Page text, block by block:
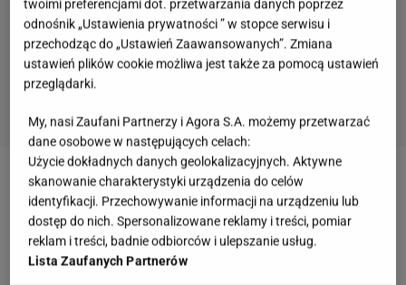
Te piosenki huczały na każdym weselu w PRL-u!
Znasz ich teksty? Sprawdź
Jak dobrze pamiętasz polskie seriale sprzed lat?
Sprawdź się!
twoimi preferencjami dot. przetwarzania danych poprzez
odnośnik „Ustawienia prywatności ” w stopce serwisu i
przechodząc do „Ustawień Zaawansowanych”. Zmiana
ustawień plików cookie możliwa jest także za pomocą ustawień
przeglądarki.
My, nasi Zaufani Partnerzy i Agora S.A. możemy przetwarzać
dane osobowe w następujących celach:
Użycie dokładnych danych geolokalizacyjnych. Aktywne
skanowanie charakterystyki urządzenia do celów
identyfikacji. Przechowywanie informacji na urządzeniu lub
dostęp do nich. Spersonalizowane reklamy i treści, pomiar
reklam i treści, badnie odbiorców i ulepszanie usług.
Lista Zaufanych Partnerów